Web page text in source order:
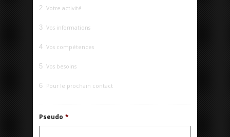
2 Votre activité
3 Vos informations
4 Vos compétences
5 Vos besoins
6 Pour le prochain contact
Pseudo *